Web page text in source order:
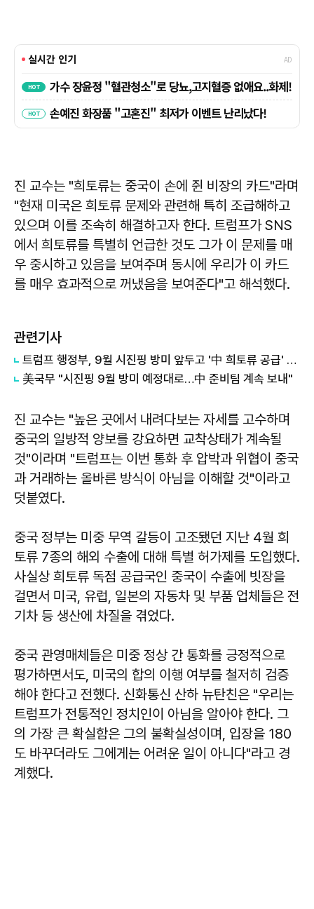
진 교수는 "희토류는 중국이 손에 쥔 비장의 카드"라며
"현재 미국은 희토류 문제와 관련해 특히 조급해하고
있으며 이를 조속히 해결하고자 한다. 트럼프가 SNS
에서 희토류를 특별히 언급한 것도 그가 이 문제를 매
우 중시하고 있음을 보여주며 동시에 우리가 이 카드
를 매우 효과적으로 꺼냈음을 보여준다"고 해석했다.
관련기사
트럼프 행정부, 9월 시진핑 방미 앞두고 '中 희토류 공급' 압박
美국무 "시진핑 9월 방미 예정대로…中 준비팀 계속 보내"
진 교수는 "높은 곳에서 내려다보는 자세를 고수하며
중국의 일방적 양보를 강요하면 교착상태가 계속될
것"이라며 "트럼프는 이번 통화 후 압박과 위협이 중국
과 거래하는 올바른 방식이 아님을 이해할 것"이라고
덧붙였다.
중국 정부는 미중 무역 갈등이 고조됐던 지난 4월 희
토류 7종의 해외 수출에 대해 특별 허가제를 도입했다.
사실상 희토류 독점 공급국인 중국이 수출에 빗장을
걸면서 미국, 유럽, 일본의 자동차 및 부품 업체들은 전
기차 등 생산에 차질을 겪었다.
중국 관영매체들은 미중 정상 간 통화를 긍정적으로
평가하면서도, 미국의 합의 이행 여부를 철저히 검증
해야 한다고 전했다. 신화통신 산하 뉴탄친은 "우리는
트럼프가 전통적인 정치인이 아님을 알아야 한다. 그
의 가장 큰 확실함은 그의 불확실성이며, 입장을 180
도 바꾸더라도 그에게는 어려운 일이 아니다"라고 경
계했다.